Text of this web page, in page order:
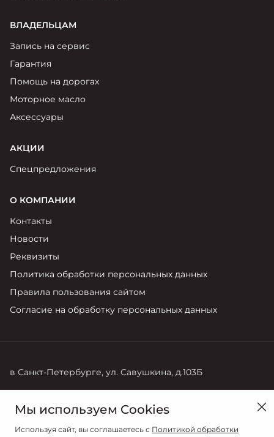
ВЛАДЕЛЬЦАМ
Запись на сервис
Гарантия
Помощь на дорогах
Моторное масло
Аксессуары
АКЦИИ
Спецпредложения
О КОМПАНИИ
Контакты
Новости
Реквизиты
Политика обработки персональных данных
Правила пользования сайтом
Согласие на обработку персональных данных
в Санкт-Петербурге, ул. Савушкина, д.103Б
+7 (812) 220-71-68
Мы используем Cookies
Используя сайт, вы соглашаетесь с Политикой обработки